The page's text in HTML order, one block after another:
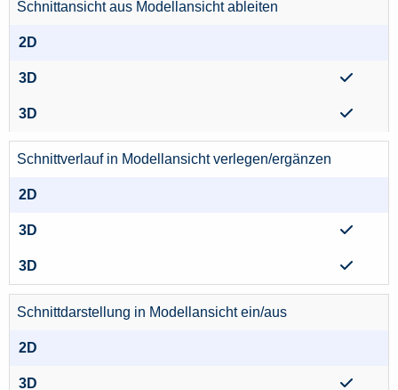
Schnittansicht aus Modellansicht ableiten
Schnittverlauf in Modellansicht verlegen/ergänzen
Schnittdarstellung in Modellansicht ein/aus